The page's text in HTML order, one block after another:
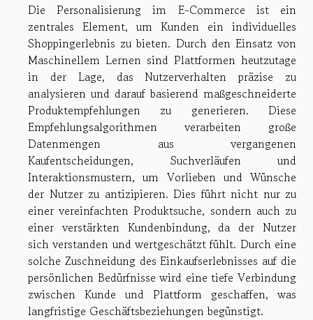
Die Personalisierung im E-Commerce ist ein
zentrales Element, um Kunden ein individuelles
Shoppingerlebnis zu bieten. Durch den Einsatz von
Maschinellem Lernen sind Plattformen heutzutage
in der Lage, das Nutzerverhalten präzise zu
analysieren und darauf basierend maßgeschneiderte
Produktempfehlungen zu generieren. Diese
Empfehlungsalgorithmen verarbeiten große
Datenmengen aus vergangenen
Kaufentscheidungen, Suchverläufen und
Interaktionsmustern, um Vorlieben und Wünsche
der Nutzer zu antizipieren. Dies führt nicht nur zu
einer vereinfachten Produktsuche, sondern auch zu
einer verstärkten Kundenbindung, da der Nutzer
sich verstanden und wertgeschätzt fühlt. Durch eine
solche Zuschneidung des Einkaufserlebnisses auf die
persönlichen Bedürfnisse wird eine tiefe Verbindung
zwischen Kunde und Plattform geschaffen, was
langfristige Geschäftsbeziehungen begünstigt.